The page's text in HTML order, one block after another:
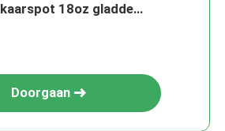
kaarspot 18oz gladde
Doorgaan